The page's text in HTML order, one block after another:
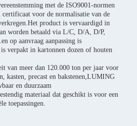
met de ISO9001-normen
certificaat voor de normalisatie van de
product is vervaardigd in
worden betaald via L/C, D/A, D/P,
op aanvraag aanpassing is
verpakt in kartonnen dozen of houten
van meer dan 120.000 ton per jaar voor
kasten, precast en bakstenen,LUMING
en duurzaam
materiaal dat geschikt is voor een
toepassingen.